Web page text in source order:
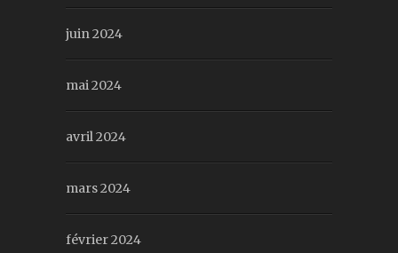
juin 2024
mai 2024
avril 2024
mars 2024
février 2024